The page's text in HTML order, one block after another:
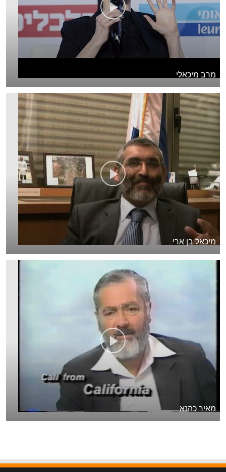
מרב מיכאלי
מיכאל בן ארי
מאיר כהנא